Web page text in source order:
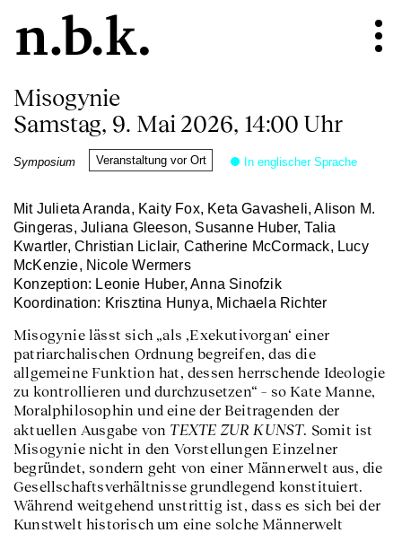
Misogynie
Samstag, 9. Mai 2026, 14:00 Uhr
Symposium Veranstaltung vor Ort In englischer Sprache
Mit Julieta Aranda, Kaity Fox, Keta Gavasheli, Alison M.
Gingeras, Juliana Gleeson, Susanne Huber, Talia
Kwartler, Christian Liclair, Catherine McCormack, Lucy
McKenzie, Nicole Wermers
Konzeption: Leonie Huber, Anna Sinofzik
Koordination: Krisztina Hunya, Michaela Richter
Misogynie lässt sich „als ‚Exekutivorgan‘ einer
patriarchalischen Ordnung begreifen, das die
allgemeine Funktion hat, dessen herrschende Ideologie
zu kontrollieren und durchzusetzen“ – so Kate Manne,
Moralphilosophin und eine der Beitragenden der
aktuellen Ausgabe von TEXTE ZUR KUNST. Somit ist
Misogynie nicht in den Vorstellungen Einzelner
begründet, sondern geht von einer Männerwelt aus, die
Gesellschaftsverhältnisse grundlegend konstituiert.
Während weitgehend unstrittig ist, dass es sich bei der
Kunstwelt historisch um eine solche Männerwelt